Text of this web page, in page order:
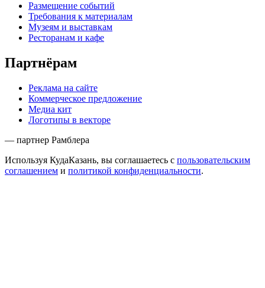
Размещение событий
Требования к материалам
Музеям и выставкам
Ресторанам и кафе
Партнёрам
Реклама на сайте
Коммерческое предложение
Медиа кит
Логотипы в векторе
— партнер Рамблера
Используя КудаКазань, вы соглашаетесь с пользовательским
соглашением и политикой конфиденциальности.